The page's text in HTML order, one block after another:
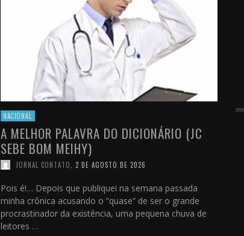
NACIONAL
A MELHOR PALAVRA DO DICIONÁRIO (JC
SEBE BOM MEIHY)
JORNAL CONTATO 2 DE AGOSTO DE 2026
Pois é!… Depois que publiquei na semana passada
minha crônica acusando o “quase” de ser o grande
procrastinador da existência, uma pequena chuva de
leitores …